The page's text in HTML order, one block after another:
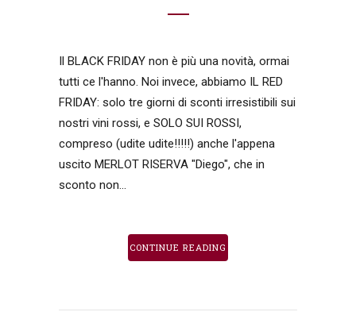
Il BLACK FRIDAY non è più una novità, ormai
tutti ce l'hanno. Noi invece, abbiamo IL RED
FRIDAY: solo tre giorni di sconti irresistibili sui
nostri vini rossi, e SOLO SUI ROSSI,
compreso (udite udite!!!!!) anche l'appena
uscito MERLOT RISERVA "Diego", che in
sconto non...
CONTINUE READING